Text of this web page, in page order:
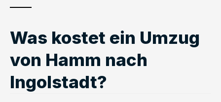
Was kostet ein Umzug
von Hamm nach
Ingolstadt?